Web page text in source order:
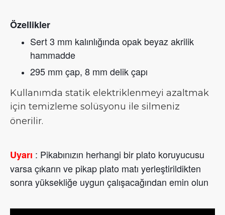
Özellikler
Sert 3 mm kalınlığında opak beyaz akrilik
hammadde
295 mm çap, 8 mm delik çapı
Kullanımda statik elektriklenmeyi azaltmak
için temizleme solüsyonu ile silmeniz
önerilir.
Uyarı : Pikabınızın herhangi bir plato koruyucusu
varsa çıkarın ve pikap plato matı yerleştirildikten
sonra yüksekliğe uygun çalışacağından emin olun